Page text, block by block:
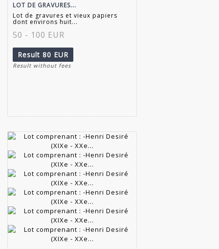
LOT DE GRAVURES...
Lot de gravures et vieux papiers
dont environs huit...
50 - 100 EUR
Result 80 EUR
Result without fees